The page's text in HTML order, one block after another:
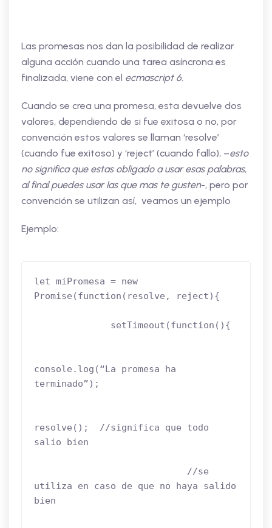
Las promesas nos dan la posibilidad de realizar
alguna acción cuando una tarea asíncrona es
finalizada, viene con el ecmascript 6.
Cuando se crea una promesa, esta devuelve dos
valores, dependiendo de si fue exitosa o no, por
convención estos valores se llaman ‘resolve’
(cuando fue exitoso) y ‘reject’ (cuando fallo), –esto
no significa que estas obligado a usar esas palabras,
al final puedes usar las que mas te gusten-, pero por
convención se utilizan así, veamos un ejemplo
Ejemplo:
let miPromesa = new
Promise(function(resolve, reject){
setTimeout(function(){
console.log(“La promesa ha
terminado”);
resolve();  //significa que todo
salio bien
//se
utiliza en caso de que no haya salido
bien